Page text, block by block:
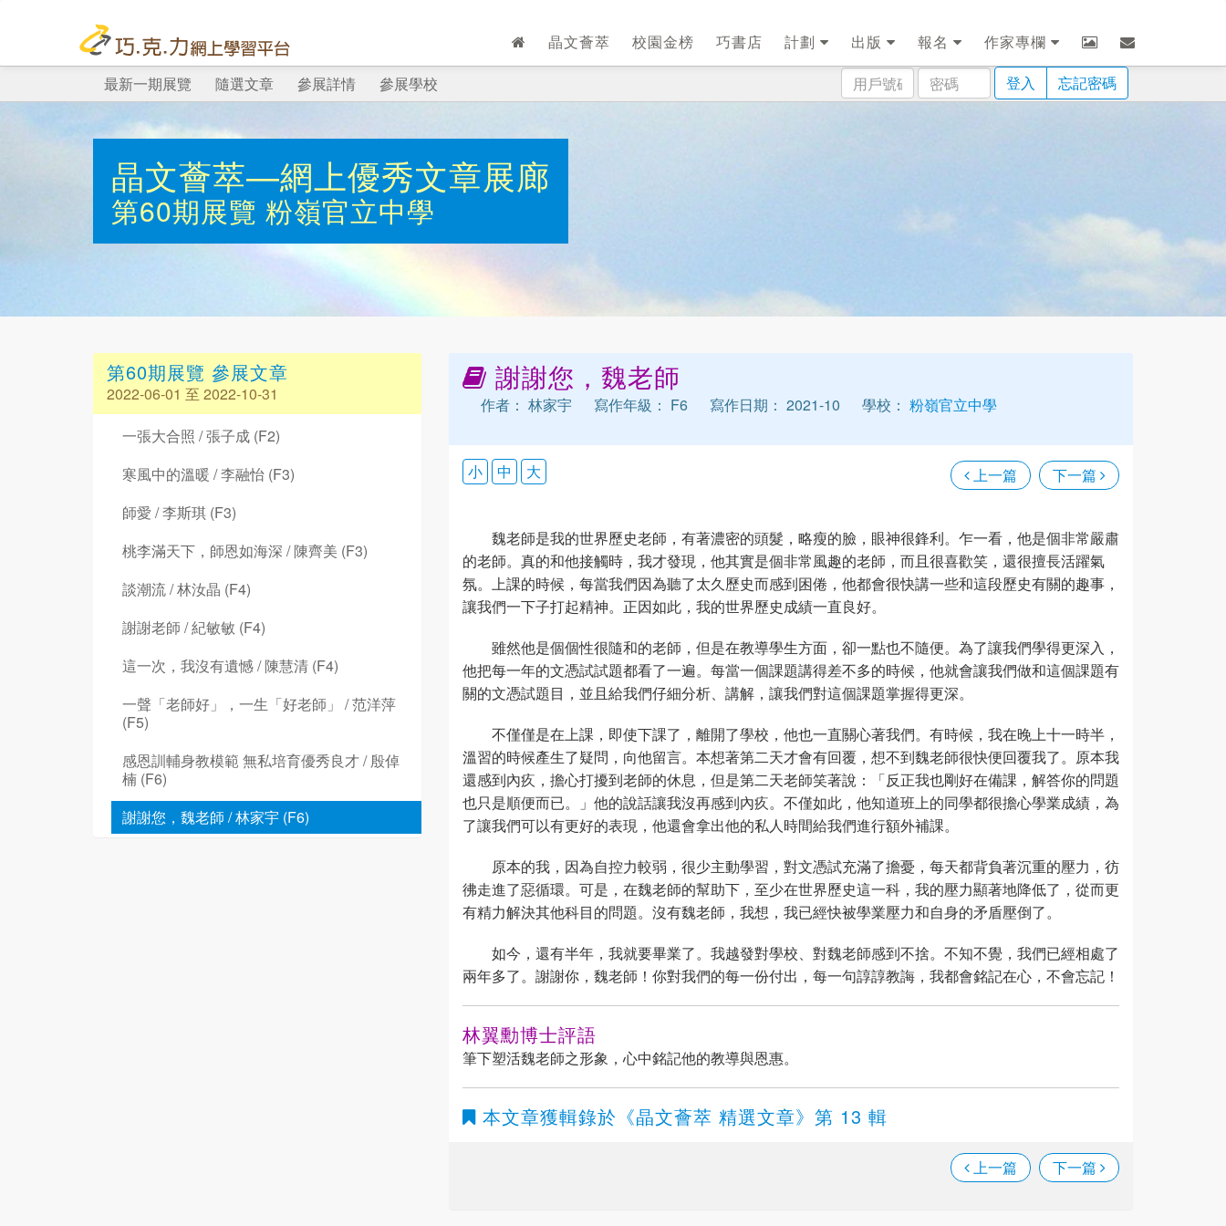
晶文薈萃 校園金榜 巧書店 計劃 出版 報名
作家專欄
用
戶
密
碼
登入 忘記密碼
最新一期展覽 隨選文章 參展詳情 參展學校
晶文薈萃—網上優秀文章展廊
第60期展覽 粉嶺官立中學
第60期展覽 參展文章
2022-06-01 至 2022-10-31
一張大合照 / 張子成 (F2)
寒風中的溫暖 / 李融怡 (F3)
師愛 / 李斯琪 (F3)
桃李滿天下，師恩如海深 / 陳齊美 (F3)
談潮流 / 林汝晶 (F4)
謝謝老師 / 紀敏敏 (F4)
這一次，我沒有遺憾 / 陳慧清 (F4)
一聲「老師好」，一生「好老師」 / 范洋萍
(F5)
感恩訓輔身教模範 無私培育優秀良才 / 殷倬
楠 (F6)
謝謝您，魏老師 / 林家宇 (F6)
謝謝您，魏老師
作者： 林家宇 寫作年級： F6 寫作日期： 2021-10 學校： 粉嶺官立中學
上一篇 下一篇
小 中 大
魏老師是我的世界歷史老師，有著濃密的頭髮，略瘦的臉，眼神很鋒利。乍一看，他是個非常嚴肅
的老師。真的和他接觸時，我才發現，他其實是個非常風趣的老師，而且很喜歡笑，還很擅長活躍氣
氛。上課的時候，每當我們因為聽了太久歷史而感到困倦，他都會很快講一些和這段歷史有關的趣事，
讓我們一下子打起精神。正因如此，我的世界歷史成績一直良好。
雖然他是個個性很隨和的老師，但是在教導學生方面，卻一點也不隨便。為了讓我們學得更深入，
他把每一年的文憑試試題都看了一遍。每當一個課題講得差不多的時候，他就會讓我們做和這個課題有
關的文憑試題目，並且給我們仔細分析、講解，讓我們對這個課題掌握得更深。
不僅僅是在上課，即使下課了，離開了學校，他也一直關心著我們。有時候，我在晚上十一時半，
溫習的時候產生了疑問，向他留言。本想著第二天才會有回覆，想不到魏老師很快便回覆我了。原本我
還感到內疚，擔心打擾到老師的休息，但是第二天老師笑著說：「反正我也剛好在備課，解答你的問題
也只是順便而已。」他的說話讓我沒再感到內疚。不僅如此，他知道班上的同學都很擔心學業成績，為
了讓我們可以有更好的表現，他還會拿出他的私人時間給我們進行額外補課。
原本的我，因為自控力較弱，很少主動學習，對文憑試充滿了擔憂，每天都背負著沉重的壓力，彷
彿走進了惡循環。可是，在魏老師的幫助下，至少在世界歷史這一科，我的壓力顯著地降低了，從而更
有精力解決其他科目的問題。沒有魏老師，我想，我已經快被學業壓力和自身的矛盾壓倒了。
如今，還有半年，我就要畢業了。我越發對學校、對魏老師感到不捨。不知不覺，我們已經相處了
兩年多了。謝謝你，魏老師！你對我們的每一份付出，每一句諄諄教誨，我都會銘記在心，不會忘記！
林翼勳博士評語
筆下塑活魏老師之形象，心中銘記他的教導與恩惠。
本文章獲輯錄於 《晶文薈萃 精選文章》 第 13 輯
上一篇 下一篇